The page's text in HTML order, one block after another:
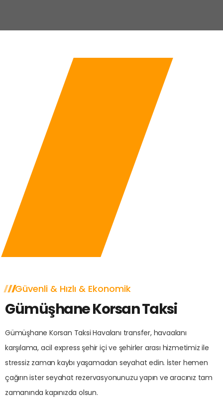
Güvenli & Hızlı & Ekonomik
Gümüşhane Korsan Taksi
Gümüşhane Korsan Taksi Havalanı transfer, havaalanı
karşılama, acil express şehir içi ve şehirler arası hizmetimiz ile
stressiz zaman kaybı yaşamadan seyahat edin. İster hemen
çağırın ister seyahat rezervasyonunuzu yapın ve aracınız tam
zamanında kapınızda olsun.